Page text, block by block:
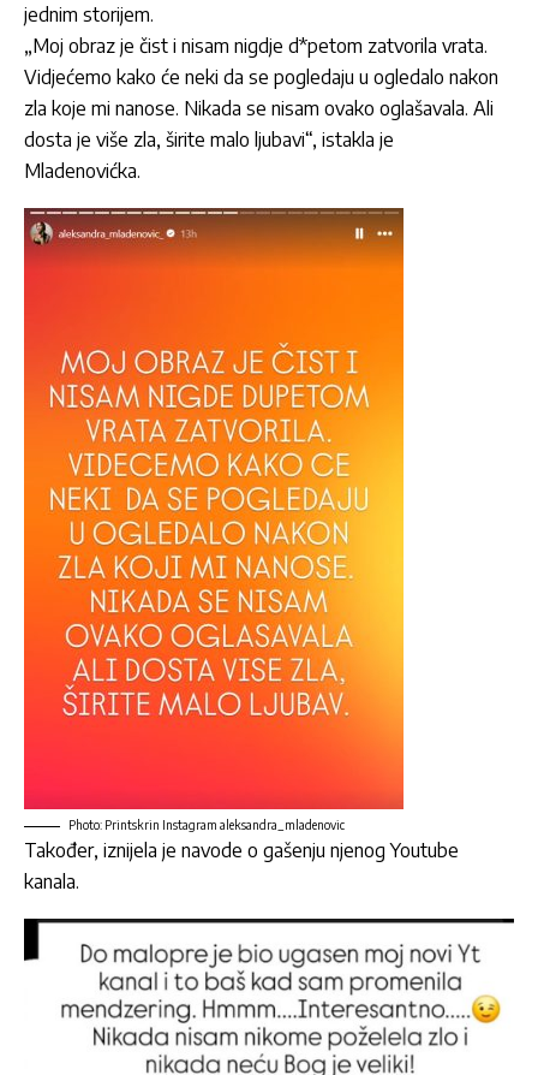
jednim storijem.
„Moj obraz je čist i nisam nigdje d*petom zatvorila vrata.
Vidjećemo kako će neki da se pogledaju u ogledalo nakon
zla koje mi nanose. Nikada se nisam ovako oglašavala. Ali
dosta je više zla, širite malo ljubavi“, istakla je
Mladenovićka.
Photo: Printskrin Instagram aleksandra_mladenovic
Također, iznijela je navode o gašenju njenog Youtube
kanala.